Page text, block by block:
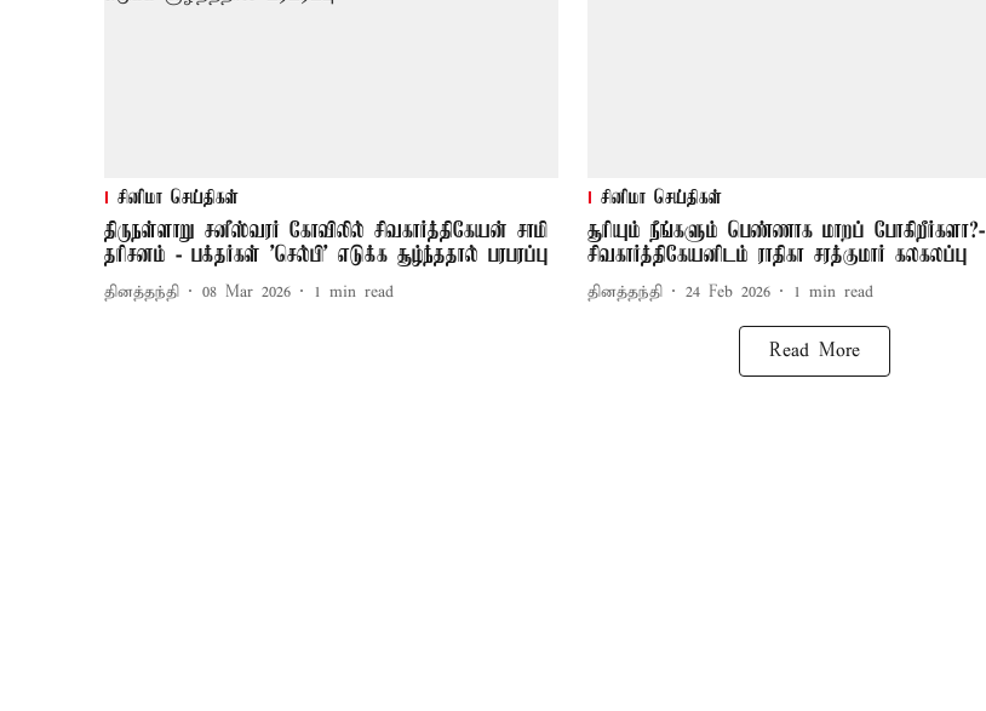
சினிமா செய்திகள்
திருநள்ளாறு சனீஸ்வரர் கோவிலில் சிவகார்த்திகேயன் சாமி
தரிசனம் - பக்தர்கள் 'செல்பி' எடுக்க சூழ்ந்ததால் பரபரப்பு
தினத்தந்தி 08 Mar 2026 1 min read
சினிமா செய்திகள்
சூரியும் நீங்களும் பெண்ணாக மாறப் போகிறீர்களா?-
சிவகார்த்திகேயனிடம் ராதிகா சரத்குமார் கலகலப்பு
தினத்தந்தி 24 Feb 2026 1 min read
Read More